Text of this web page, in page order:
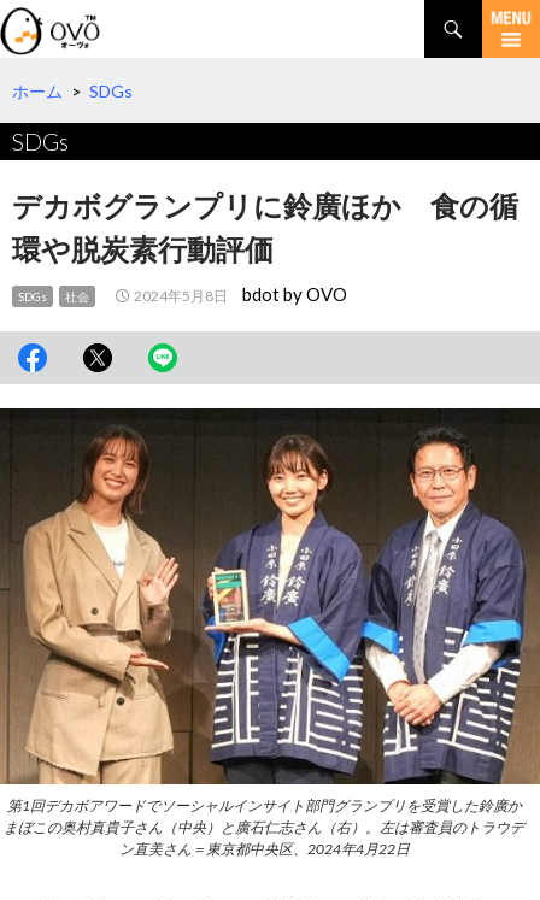
検
索
コ
テ
ツ
へ
ホーム > SDGs
SDGs
デカボグランプリに鈴廣ほか 食の循
環や脱炭素行動評価
SDGs 社会 2024年5月8日 bdot by OVO
第1回デカボアワードでソーシャルインサイト部門グランプリを受賞した鈴廣か
まぼこの奥村真貴子さん（中央）と廣石仁志さん（右）。左は審査員のトラウデ
ン直美さん＝東京都中央区、2024年4月22日